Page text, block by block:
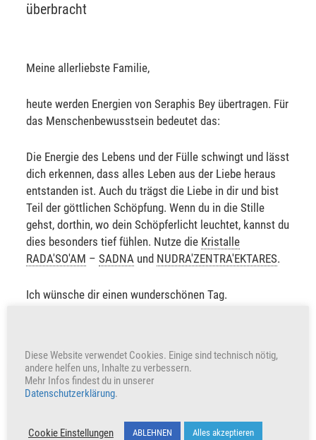
überbracht
Meine allerliebste Familie,
heute werden Energien von Seraphis Bey übertragen. Für
das Menschenbewusstsein bedeutet das:
Die Energie des Lebens und der Fülle schwingt und lässt
dich erkennen, dass alles Leben aus der Liebe heraus
entstanden ist. Auch du trägst die Liebe in dir und bist
Teil der göttlichen Schöpfung. Wenn du in die Stille
gehst, dorthin, wo dein Schöpferlicht leuchtet, kannst du
dies besonders tief fühlen. Nutze die Kristalle
RADA'SO'AM –SADNA und NUDRA'ZENTRA'EKTARES.
Ich wünsche dir einen wunderschönen Tag.
+219 Herzen freuen auch uns
Diese Website verwendet Cookies. Einige sind technisch nötig,
andere helfen uns, Inhalte zu verbessern.
Mehr Infos findest du in unserer
Datenschutzerklärung.
Cookie Einstellungen ABLEHNEN Alles akzeptieren